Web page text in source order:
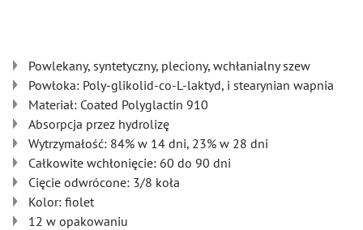
Powlekany, syntetyczny, pleciony, wchłanialny szew
Powłoka: Poly-glikolid-co-L-laktyd, i stearynian wapnia
Materiał: Coated Polyglactin 910
Absorpcja przez hydrolizę
Wytrzymałość: 84% w 14 dni, 23% w 28 dni
Całkowite wchłonięcie: 60 do 90 dni
Cięcie odwrócone: 3/8 koła
Kolor: fiolet
12 w opakowaniu